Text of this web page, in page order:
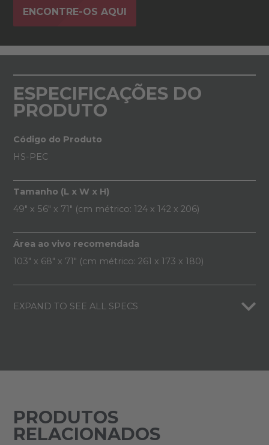
ENCONTRE-OS AQUI
ESPECIFICAÇÕES DO
PRODUTO
Código do Produto
HS-PEC
Tamanho (L x W x H)
49" x 56" x 71" (cm métrico: 124 x 142 x 206)
Área ao vivo recomendada
103" x 68" x 71" (cm métrico: 261 x 173 x 180)
EXPAND TO SEE ALL SPECS
PRODUTOS
RELACIONADOS